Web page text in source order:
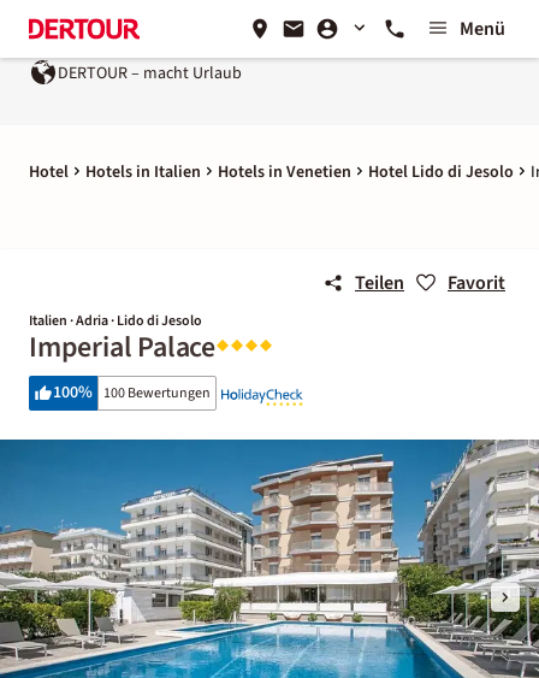
Menü
DERTOUR – macht Urlaub
Hotel Hotels in Italien Hotels in Venetien Hotel Lido di Jesolo
Teilen Favorit
Italien · Adria · Lido di Jesolo
Imperial Palace
100% 100 Bewertungen